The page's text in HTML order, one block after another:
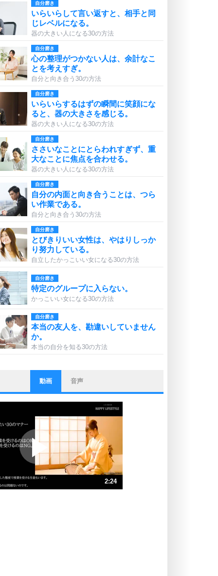
自分磨き
いらいらして言い返すと、相手と同
じレベルになる。
器の大きい人になる30の方法
自分磨き
心の整理がつかない人は、余計なこ
とを考えすぎ。
自分と向き合う30の方法
自分磨き
いらいらするはずの瞬間に笑顔にな
ると、器の大きさを感じる。
器の大きい人になる30の方法
自分磨き
ささいなことにとらわれすぎず、重
大なことに焦点を合わせる。
器の大きい人になる30の方法
自分磨き
自分の内面と向き合うことは、つら
い作業である。
自分と向き合う30の方法
自分磨き
とびきりいい女性は、やはりしっか
り努力している。
自立したかっこいい女になる30の方法
自分磨き
特定のグループに入らない。
かっこいい女になる30の方法
自分磨き
本当の友人を、勘違いしていません
か。
本当の自分を知る30の方法
ストレス対策
他人と比べない。
いっそのこと、他人を見ない。
ポジティブになれない原因は、行動
しないから。
ポジティブ思考になる30の方法
ストレス対策
動画 音声
2:24